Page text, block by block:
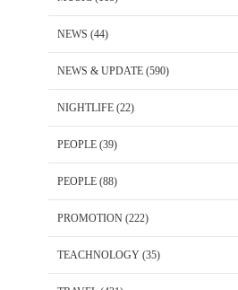
NEWS (44)
NEWS & UPDATE (590)
NIGHTLIFE (22)
PEOPLE (39)
PEOPLE (88)
PROMOTION (222)
TEACHNOLOGY (35)